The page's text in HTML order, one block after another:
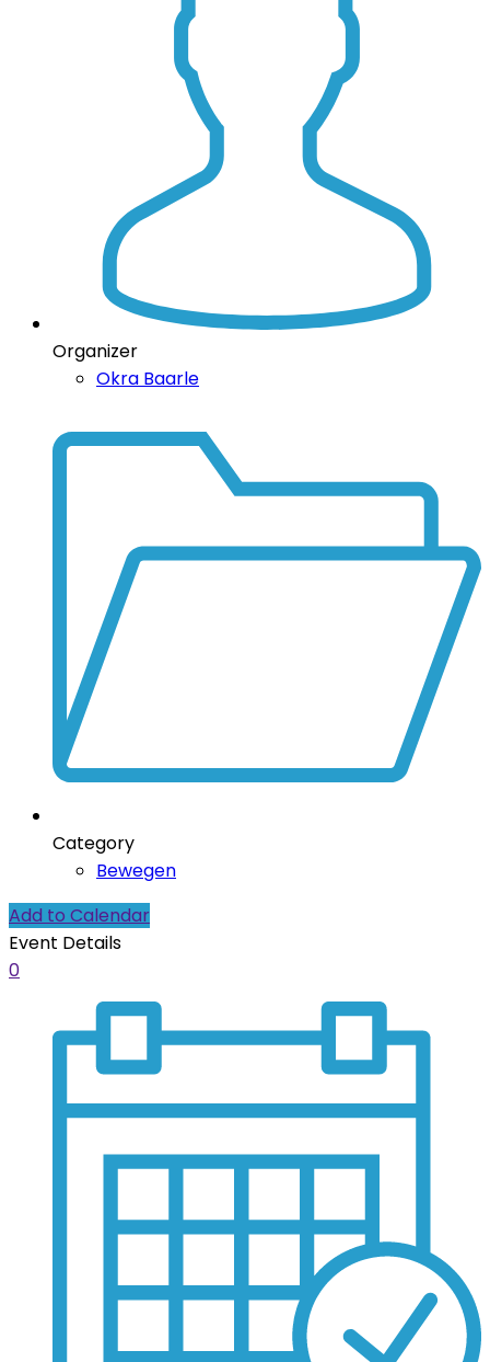
Organizer
Okra Baarle
Category
Bewegen
Add to Calendar
Event Details
0